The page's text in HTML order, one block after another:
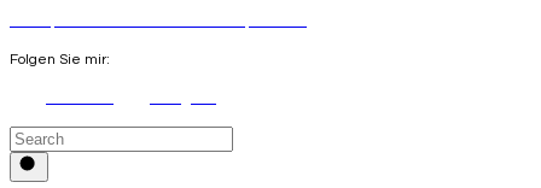
Folgen Sie mir: